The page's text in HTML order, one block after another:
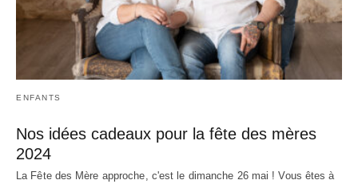
ENFANTS
Nos idées cadeaux pour la fête des mères
2024
La Fête des Mère approche, c'est le dimanche 26 mai ! Vous êtes à